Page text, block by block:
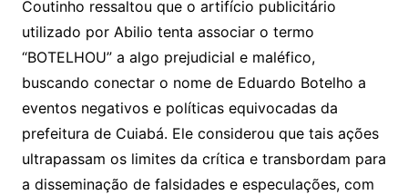
Coutinho ressaltou que o artifício publicitário
utilizado por Abilio tenta associar o termo
“BOTELHOU” a algo prejudicial e maléfico,
buscando conectar o nome de Eduardo Botelho a
eventos negativos e políticas equivocadas da
prefeitura de Cuiabá. Ele considerou que tais ações
ultrapassam os limites da crítica e transbordam para
a disseminação de falsidades e especulações, com